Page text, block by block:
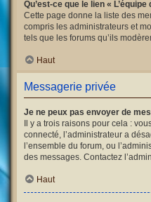
Qu’est-ce que le lien «
Cette page donne la liste des
compris les administrateurs et
tels que les forums qu’ils
Haut
Messagerie privée
Je ne peux pas envoyer de
Il y a trois raisons pour cela :
connecté, l’administrateur a
l’ensemble du forum, ou
des messages. Contactez
Haut